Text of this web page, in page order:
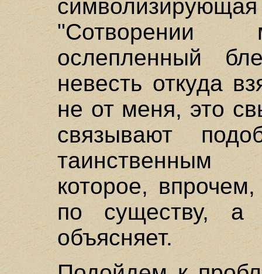
"Сотворении
ослепленный
невесть откуда
не от меня, это
связывают
таинственным
которое,
по существу, а
объясняет.